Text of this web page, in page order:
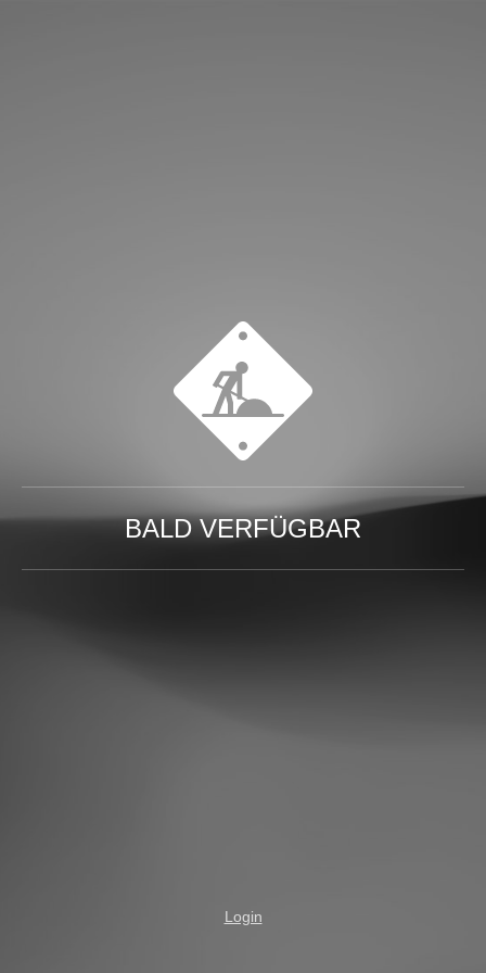
BALD VERFÜGBAR
Login